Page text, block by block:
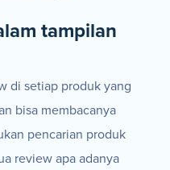
tampilan
di setiap produk yang
bisa membacanya
pencarian produk
review apa adanya